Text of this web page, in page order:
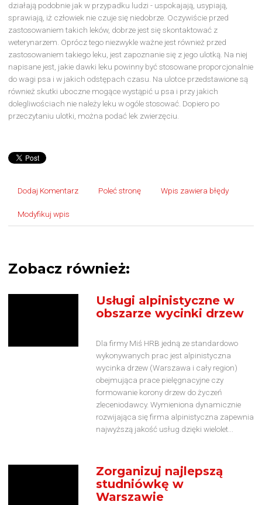
działają podobnie jak w przypadku ludzi - uspokajają, usypiają,
sprawiają, iż człowiek nie czuje się niedobrze. Oczywiście przed
zastosowaniem takich leków, dobrze jest się skontaktować z
weterynarzem. Oprócz tego niezwykle ważne jest również przed
zastosowaniem takiego leku, jest zapoznanie się z jego ulotką. Na niej
napisane jest, jakie dawki leku powinny być stosowane proporcjonalnie
do wagi psa i w jakich odstępach czasu. Na ulotce przedstawione są
również skutki uboczne mogące wystąpić u psa i przy jakich
dolegliwościach nie należy leku w ogóle stosować. Dopiero po
przeczytaniu ulotki, można podać lek zwierzęciu.
Dodaj Komentarz Poleć stronę Wpis zawiera błędy
Modyfikuj wpis
Zobacz również:
Usługi alpinistyczne w
obszarze wycinki drzew
Dla firmy Miś HRB jedną ze standardowo
wykonywanych prac jest alpinistyczna
wycinka drzew (Warszawa i cały region)
obejmująca prace pielęgnacyjne czy
formowanie korony drzew do życzeń
zleceniodawcy. Wymieniona dynamicznie
rozwijająca się firma alpinistyczna zapewnia
najwyższą jakość usług dzięki wielolet...
Zorganizuj najlepszą
studniówkę w
Warszawie